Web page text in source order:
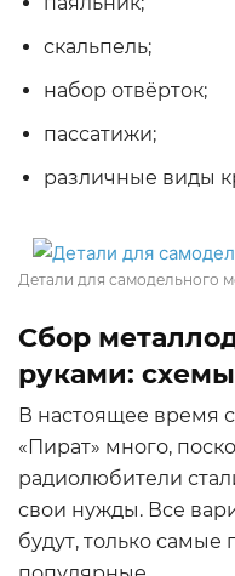
скальпель;
набор отвёрток;
пассатижи;
различные виды
Детали для самодельного
Сбор
руками: схемы
В настоящее время
«Пират» много,
радиолюбители
свои нужды. Все
будут, только